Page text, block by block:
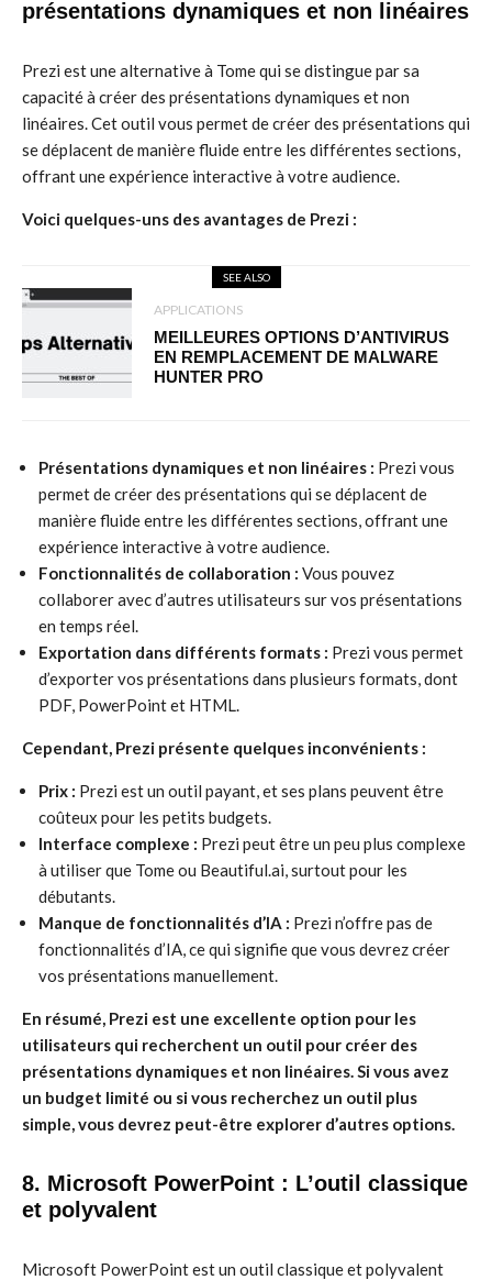
présentations dynamiques et non linéaires
Prezi est une alternative à Tome qui se distingue par sa
capacité à créer des présentations dynamiques et non
linéaires. Cet outil vous permet de créer des présentations qui
se déplacent de manière fluide entre les différentes sections,
offrant une expérience interactive à votre audience.
Voici quelques-uns des avantages de Prezi :
SEE ALSO
APPLICATIONS
MEILLEURES OPTIONS D’ANTIVIRUS
EN REMPLACEMENT DE MALWARE
HUNTER PRO
Présentations dynamiques et non linéaires : Prezi vous
permet de créer des présentations qui se déplacent de
manière fluide entre les différentes sections, offrant une
expérience interactive à votre audience.
Fonctionnalités de collaboration : Vous pouvez
collaborer avec d’autres utilisateurs sur vos présentations
en temps réel.
Exportation dans différents formats : Prezi vous permet
d’exporter vos présentations dans plusieurs formats, dont
PDF, PowerPoint et HTML.
Cependant, Prezi présente quelques inconvénients :
Prix : Prezi est un outil payant, et ses plans peuvent être
coûteux pour les petits budgets.
Interface complexe : Prezi peut être un peu plus complexe
à utiliser que Tome ou Beautiful.ai, surtout pour les
débutants.
Manque de fonctionnalités d’IA : Prezi n’offre pas de
fonctionnalités d’IA, ce qui signifie que vous devrez créer
vos présentations manuellement.
En résumé, Prezi est une excellente option pour les
utilisateurs qui recherchent un outil pour créer des
présentations dynamiques et non linéaires. Si vous avez
un budget limité ou si vous recherchez un outil plus
simple, vous devrez peut-être explorer d’autres options.
8. Microsoft PowerPoint : L’outil classique
et polyvalent
Microsoft PowerPoint est un outil classique et polyvalent